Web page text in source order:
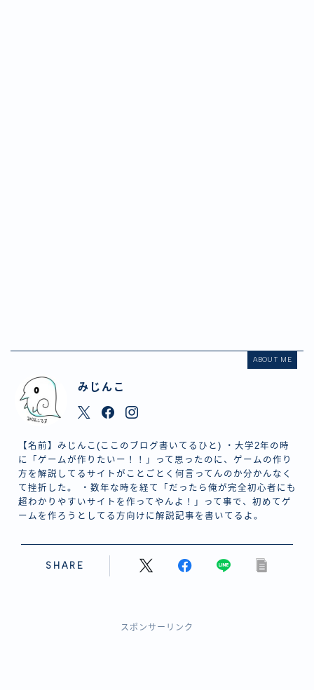
ABOUT ME
みじんこ
【名前】みじんこ(ここのブログ書いてるひと) ・大学2年の時
に「ゲームが作りたいー！！」って思ったのに、ゲームの作り
方を解説してるサイトがことごとく何言ってんのか分かんなく
て挫折した。 ・数年な時を経て「だったら俺が完全初心者にも
超わかりやすいサイトを作ってやんよ！」って事で、初めてゲ
ームを作ろうとしてる方向けに解説記事を書いてるよ。
SHARE
スポンサーリンク